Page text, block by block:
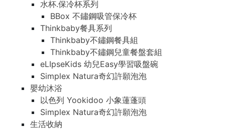
水杯.保冷杯系列
BBox 不鏽鋼吸管保冷杯
Thinkbaby餐具系列
Thinkbaby不鏽鋼餐具組
Thinkbaby不鏽鋼兒童餐盤套組
eLIpseKids 幼兒Easy學習吸盤碗
Simplex Natura奇幻許願泡泡
嬰幼沐浴
以色列 Yookidoo 小象蓮蓬頭
Simplex Natura奇幻許願泡泡
生活收納